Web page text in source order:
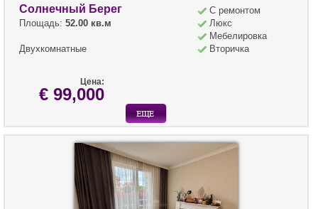
Солнечный Берег
Площадь: 52.00 кв.м
Двухкомнатные
С ремонтом
Люкс
Мебелировка
Вторичка
Цена:
€ 99,000